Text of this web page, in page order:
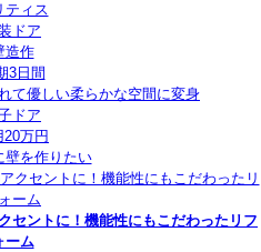
ティス
ドア
造作
3日間
て優しい柔らかな空間に変身
ドア
20万円
壁を作りたい
セントに！機能性にもこだわったリフ
ーム